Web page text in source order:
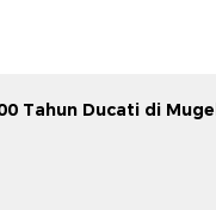
Tahun Ducati di